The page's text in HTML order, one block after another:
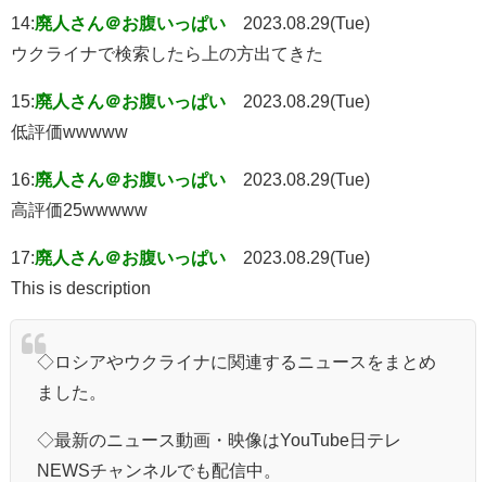
14:廃人さん＠お腹いっぱい
2023.08.29(Tue)
ウクライナで検索したら上の方出てきた
15:廃人さん＠お腹いっぱい
2023.08.29(Tue)
低評価wwwww
16:廃人さん＠お腹いっぱい
2023.08.29(Tue)
高評価25wwwww
17:廃人さん＠お腹いっぱい
2023.08.29(Tue)
This is description
◇ロシアやウクライナに関連するニュースをまとめ
ました。
◇最新のニュース動画・映像はYouTube日テレ
NEWSチャンネルでも配信中。